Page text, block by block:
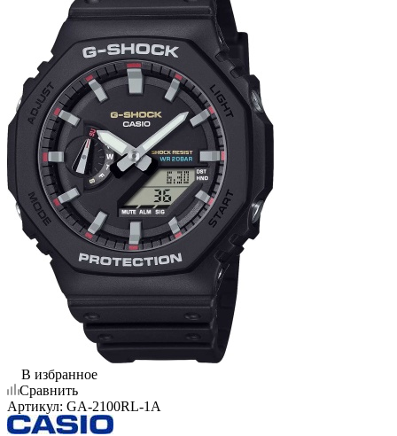
В избранное
Сравнить
Артикул: GA-2100RL-1A